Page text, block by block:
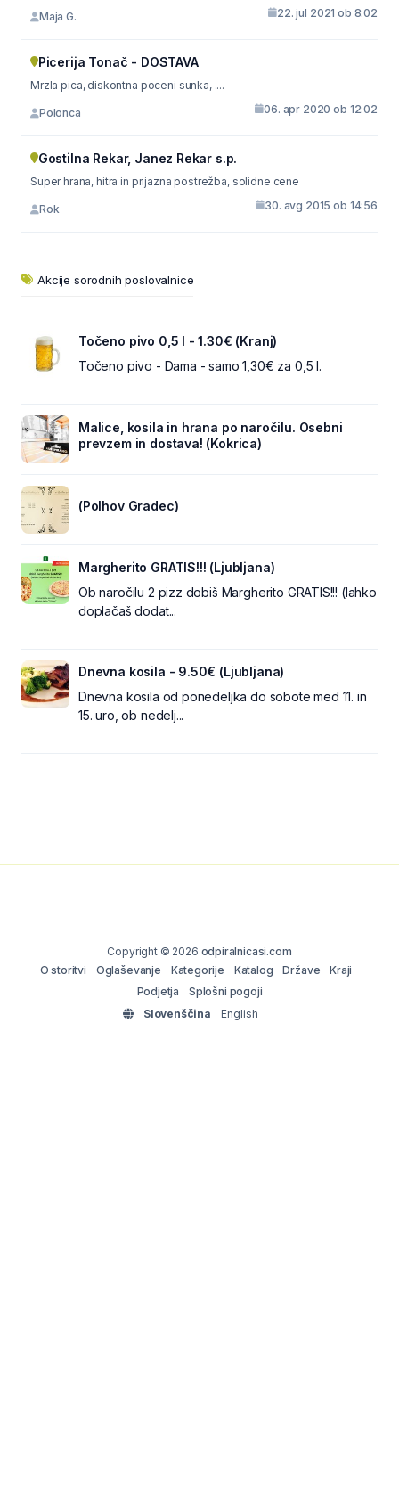
Maja G. 22. jul 2021 ob 8:02
Picerija Tonač - DOSTAVA
Mrzla pica, diskontna poceni sunka, ....
Polonca 06. apr 2020 ob 12:02
Gostilna Rekar, Janez Rekar s.p.
Super hrana, hitra in prijazna postrežba, solidne cene
Rok 30. avg 2015 ob 14:56
Akcije sorodnih poslovalnice
Točeno pivo 0,5 l - 1.30€ (Kranj)
Točeno pivo - Dama - samo 1,30€ za 0,5 l.
Malice, kosila in hrana po naročilu. Osebni
prevzem in dostava! (Kokrica)
(Polhov Gradec)
Margherito GRATIS!!! (Ljubljana)
Ob naročilu 2 pizz dobiš Margherito GRATIS!!! (lahko
doplačaš dodat...
Dnevna kosila - 9.50€ (Ljubljana)
Dnevna kosila od ponedeljka do sobote med 11. in
15. uro, ob nedelj...
Copyright © 2026 odpiralnicasi.com
O storitvi
Oglaševanje Kategorije Katalog Države
Kraji
Podjetja
Splošni pogoji
Slovenščina
English